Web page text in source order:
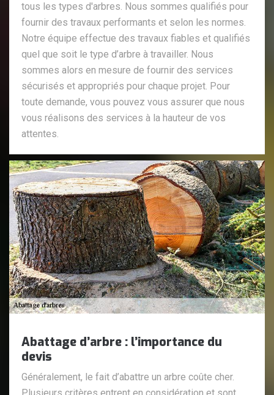
tous les types d'arbres. Nous sommes qualifiés pour
fournir des travaux performants et selon les normes.
Notre équipe effectue des travaux fiables et qualifiés
quel que soit le type d’arbre à travailler. Nous
sommes alors en mesure de fournir des services
sécurisés et appropriés pour chaque projet. Pour
toute demande, vous pouvez vous assurer que nous
vous réalisons des services à la hauteur de vos
attentes.
Abattage d’arbre : l’importance du
devis
Généralement, le fait d’abattre un arbre coûte cher.